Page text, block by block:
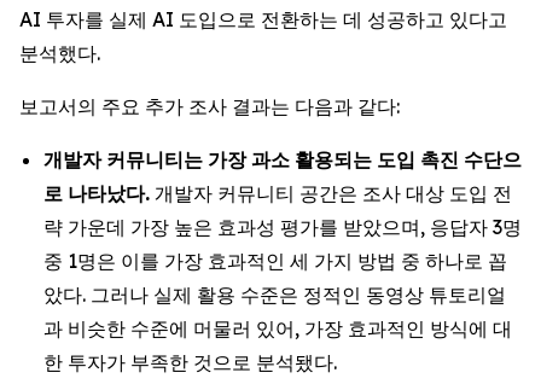
AI 투자를 실제 AI 도입으로 전환하는 데 성공하고 있다고
분석했다.
보고서의 주요 추가 조사 결과는 다음과 같다:
개발자 커뮤니티는 가장 과소 활용되는 도입 촉진 수단으
로 나타났다. 개발자 커뮤니티 공간은 조사 대상 도입 전
략 가운데 가장 높은 효과성 평가를 받았으며, 응답자 3명
중 1명은 이를 가장 효과적인 세 가지 방법 중 하나로 꼽
았다. 그러나 실제 활용 수준은 정적인 동영상 튜토리얼
과 비슷한 수준에 머물러 있어, 가장 효과적인 방식에 대
한 투자가 부족한 것으로 분석됐다.